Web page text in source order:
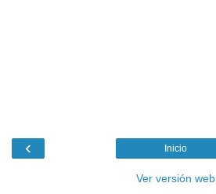
‹ Inicio
Ver versión web